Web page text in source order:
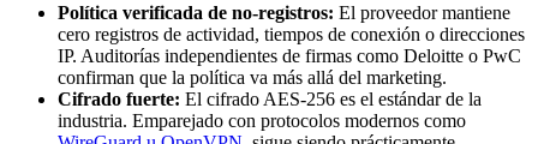
Política verificada de no-registros: El proveedor mantiene
cero registros de actividad, tiempos de conexión o direcciones
IP. Auditorías independientes de firmas como Deloitte o PwC
confirman que la política va más allá del marketing.
Cifrado fuerte: El cifrado AES-256 es el estándar de la
industria. Emparejado con protocolos modernos como